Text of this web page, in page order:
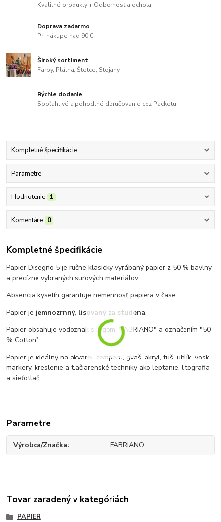
Kvalitné produkty + Odbornosť a ochota
Doprava zadarmo
Pri nákupe nad 90 €
Široký sortiment
Farby, Plátna, Štetce, Stojany
Rýchle dodanie
Spoľahlivé a pohodlné doručovanie cez Packetu
Kompletné špecifikácie
Parametre
Hodnotenie 1
Komentáre 0
Kompletné špecifikácie
Papier Disegno 5 je ručne klasicky vyrábaný papier z 50 % bavlny
a precízne vybraných surových materiálov.
Absencia kyselín garantuje nemennosť papiera v čase.
Papier je jemnozrnný, lisovaný za studena.
Papier obsahuje vodoznak s logom "FABRIANO" a označením "50
% Cotton".
Papier je ideálny na akvarel, temperu, gvaš, akryl, tuš, uhlík, vosk,
markery, kreslenie a tlačiarenské techniky ako leptanie, litografia
a sieťotlač.
Parametre
Výrobca/Značka FABRIANO
Tovar zaradený v kategóriách
PAPIER